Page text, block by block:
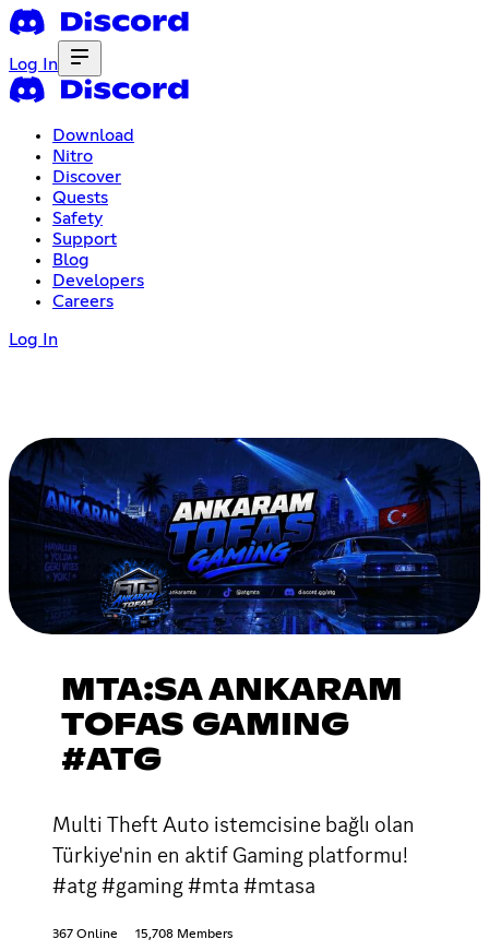
Log In
Download
Nitro
Discover
Quests
Safety
Support
Blog
Developers
Careers
Log In
MTA:SA ANKARAM
TOFAS GAMING
#ATG
Multi Theft Auto istemcisine bağlı olan
Türkiye'nin en aktif Gaming platformu!
#atg #gaming #mta #mtasa
367 Online 15,708 Members